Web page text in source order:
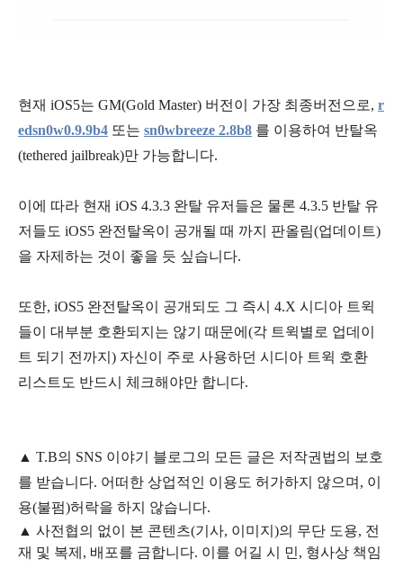
현재 iOS5는 GM(Gold Master) 버전이 가장 최종버전으로, r
edsn0w0.9.9b4 또는 sn0wbreeze 2.8b8 를 이용하여 반탈옥
(tethered jailbreak)만 가능합니다.
이에 따라 현재 iOS 4.3.3 완탈 유저들은 물론 4.3.5 반탈 유
저들도 iOS5 완전탈옥이 공개될 때 까지 판올림(업데이트)
을 자제하는 것이 좋을 듯 싶습니다.
또한, iOS5 완전탈옥이 공개되도 그 즉시 4.X 시디아 트윅
들이 대부분 호환되지는 않기 때문에(각 트윅별로 업데이
트 되기 전까지) 자신이 주로 사용하던 시디아 트윅 호환
리스트도 반드시 체크해야만 합니다.
▲ T.B의 SNS 이야기 블 로그의 모든 글은 저작권법의 보호
를 받습니다. 어떠한 상업적인 이용도 허가하지 않으며, 이
용(불펌)허락을 하지 않습니다.
▲ 사전협의 없이 본 콘텐츠(기사, 이미지)의 무단 도용, 전
재 및 복제, 배포를 금합니다. 이를 어길 시 민, 형사상 책임